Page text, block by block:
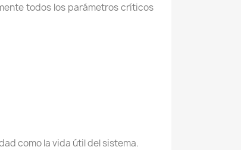
todos los parámetros críticos
como la vida útil del sistema.